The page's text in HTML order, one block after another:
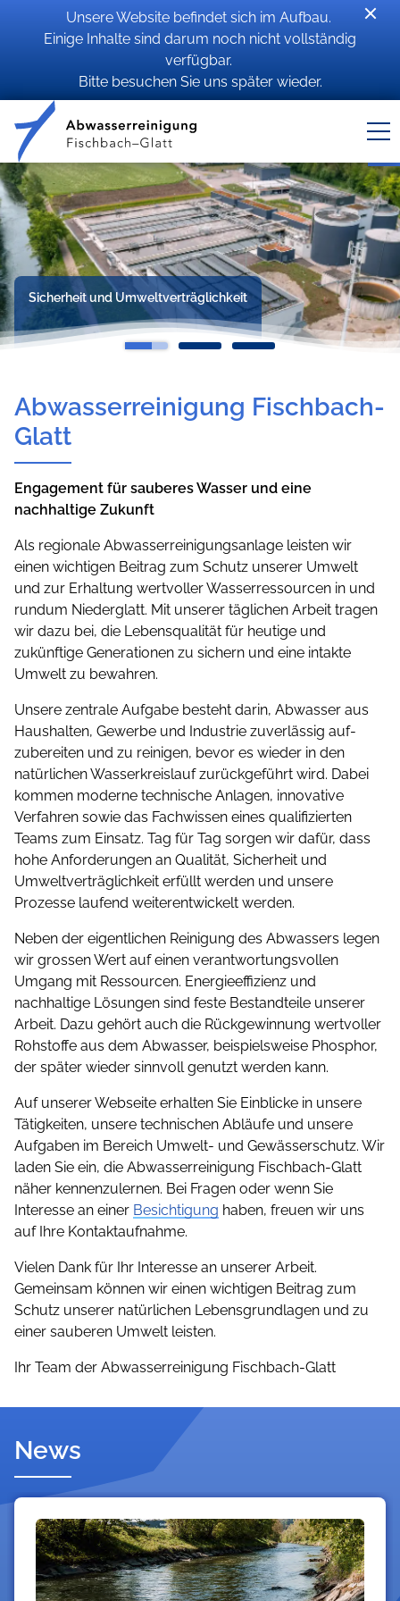
Unsere Website befindet sich im Aufbau.
Einige Inhalte sind darum noch nicht vollständig
verfügbar.
Bitte besuchen Sie uns später wieder.
Sicherheit und Umweltverträglichkeit
Abwasserreinigung Fischbach-
Glatt
Engagement für sauberes Wasser und eine
nachhaltige Zukunft
Als regionale Abwasserreinigungsanlage leisten wir
einen wichtigen Beitrag zum Schutz unserer Umwelt
und zur Erhaltung wertvoller Wasserressourcen in und
rundum Niederglatt. Mit unserer täglichen Arbeit tragen
wir dazu bei, die Lebensqualität für heutige und
zukünftige Generationen zu sichern und eine intakte
Umwelt zu bewahren.
Unsere zentrale Aufgabe besteht darin, Abwasser aus
Haushalten, Gewerbe und Industrie zuverlässig auf­
zubereiten und zu reinigen, bevor es wieder in den
natürlichen Wasserkreislauf zurückgeführt wird. Dabei
kommen moderne technische Anlagen, innovative
Verfahren sowie das Fachwissen eines qualifizierten
Teams zum Einsatz. Tag für Tag sorgen wir dafür, dass
hohe Anforderungen an Qualität, Sicherheit und
Umwelt­ver­träglichkeit erfüllt werden und unsere
Prozesse laufend weiterentwickelt werden.
Neben der eigentlichen Reinigung des Abwassers legen
wir grossen Wert auf einen verantwortungsvollen
Umgang mit Ressourcen. Energieeffizienz und
nachhaltige Lösungen sind feste Bestandteile unserer
Arbeit. Dazu gehört auch die Rückgewinnung wertvoller
Rohstoffe aus dem Abwasser, beispielsweise Phosphor,
der später wieder sinnvoll genutzt werden kann.
Auf unserer Webseite erhalten Sie Einblicke in unsere
Tätigkeiten, unsere technischen Abläufe und unsere
Aufgaben im Bereich Umwelt- und Gewässerschutz. Wir
laden Sie ein, die Abwasserreinigung Fischbach-Glatt
näher kennenzulernen. Bei Fragen oder wenn Sie
Interesse an einer Besichtigung haben, freuen wir uns
auf Ihre Kontaktaufnahme.
Vielen Dank für Ihr Interesse an unserer Arbeit.
Gemeinsam können wir einen wichtigen Beitrag zum
Schutz unserer natürlichen Lebensgrundlagen und zu
einer sauberen Umwelt leisten.
Ihr Team der Abwasserreinigung Fischbach-Glatt
News